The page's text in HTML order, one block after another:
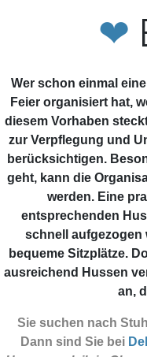
❤
Wer schon einmal
Feier organisiert hat,
diesem Vorhaben
zur Verpflegung und
berücksichtigen.
geht, kann die
werden. Eine
entsprechenden
schnell aufgezogen
bequeme Sitzplätze.
ausreichend Hussen
an,
Sie suchen nach
Dann sind Sie bei